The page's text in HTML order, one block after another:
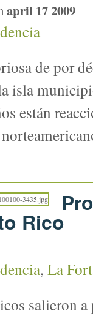
april 17 2009
de por
isla
están
Rico
, La
salieron